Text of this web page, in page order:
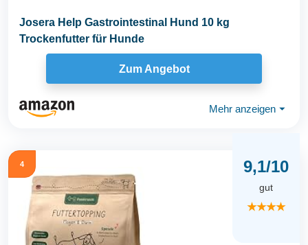
Josera Help Gastrointestinal Hund 10 kg
Trockenfutter für Hunde
Zum Angebot
Mehr anzeigen ⏷
4 9,1/10
gut
★★★★